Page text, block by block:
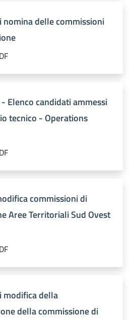
nomina delle commissioni
Elenco candidati ammessi
tecnico - Operations
commissioni di
Aree Territoriali Sud Ovest
modifica della
della commissione di